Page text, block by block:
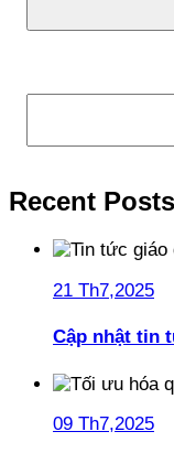
Tìm kiếm
Recent Posts
21 Th7,2025
Cập nhật tin
09 Th7,2025